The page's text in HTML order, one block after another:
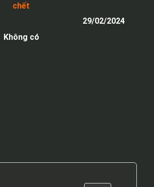
chết
Không có
29/02/2024